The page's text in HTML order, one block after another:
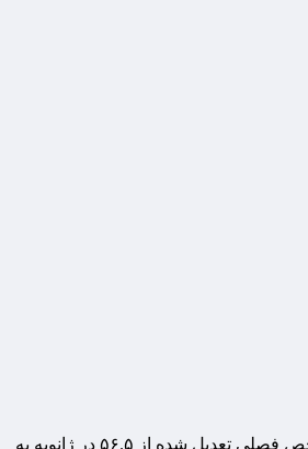
به گزارش مقیاس اقتصاد؛ داده‌های شاخص مدیران خرید آیوی نشان داد که فعالیت اقتصادی کانادا در ماه فوریه با کاهش نرخ اشتغال با سرعت کمتری رشد کرد. شاخص فصلی تعدیل شده از ۵۶.۵ در ژانویه به